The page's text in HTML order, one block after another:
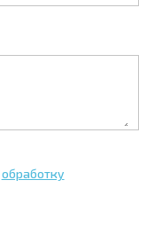
обработку